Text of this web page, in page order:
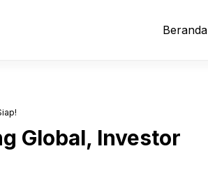
Beranda
Global, Investor